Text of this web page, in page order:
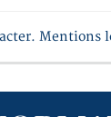
Mentions